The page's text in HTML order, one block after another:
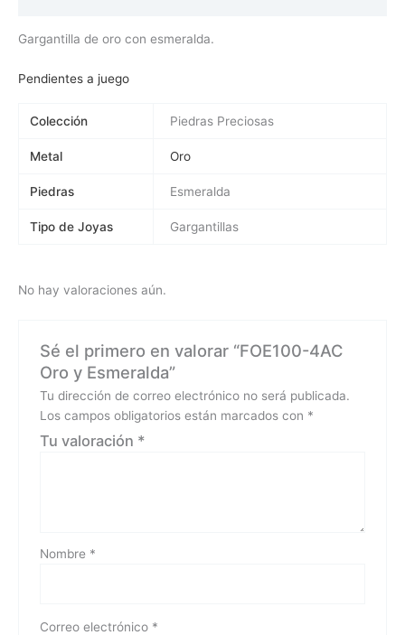
Gargantilla de oro con esmeralda.
Pendientes a juego
Colección Piedras Preciosas
Metal Oro
Piedras Esmeralda
Tipo de Joyas Gargantillas
No hay valoraciones aún.
Sé el primero en valorar “FOE100-4AC
Oro y Esmeralda”
Tu dirección de correo electrónico no será publicada.
Los campos obligatorios están marcados con *
Tu valoración *
Nombre *
Correo electrónico *